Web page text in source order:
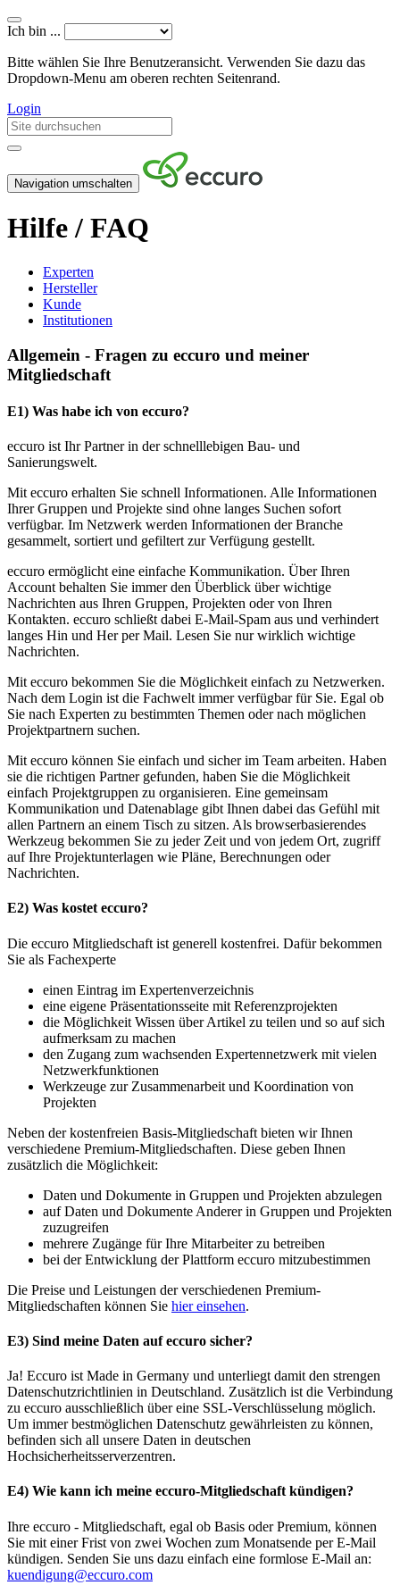
Ich bin ...
Bitte wählen Sie Ihre Benutzeransicht. Verwenden Sie dazu das
Dropdown-Menu am oberen rechten Seitenrand.
Login
Navigation umschalten
Hilfe / FAQ
Experten
Hersteller
Kunde
Institutionen
Allgemein - Fragen zu eccuro und meiner
Mitgliedschaft
E1) Was habe ich von eccuro?
eccuro ist Ihr Partner in der schnelllebigen Bau- und
Sanierungswelt.
Mit eccuro erhalten Sie schnell Informationen. Alle Informationen
Ihrer Gruppen und Projekte sind ohne langes Suchen sofort
verfügbar. Im Netzwerk werden Informationen der Branche
gesammelt, sortiert und gefiltert zur Verfügung gestellt.
eccuro ermöglicht eine einfache Kommunikation. Über Ihren
Account behalten Sie immer den Überblick über wichtige
Nachrichten aus Ihren Gruppen, Projekten oder von Ihren
Kontakten. eccuro schließt dabei E-Mail-Spam aus und verhindert
langes Hin und Her per Mail. Lesen Sie nur wirklich wichtige
Nachrichten.
Mit eccuro bekommen Sie die Möglichkeit einfach zu Netzwerken.
Nach dem Login ist die Fachwelt immer verfügbar für Sie. Egal ob
Sie nach Experten zu bestimmten Themen oder nach möglichen
Projektpartnern suchen.
Mit eccuro können Sie einfach und sicher im Team arbeiten. Haben
sie die richtigen Partner gefunden, haben Sie die Möglichkeit
einfach Projektgruppen zu organisieren. Eine gemeinsam
Kommunikation und Datenablage gibt Ihnen dabei das Gefühl mit
allen Partnern an einem Tisch zu sitzen. Als browserbasierendes
Werkzeug bekommen Sie zu jeder Zeit und von jedem Ort, zugriff
auf Ihre Projektunterlagen wie Pläne, Berechnungen oder
Nachrichten.
E2) Was kostet eccuro?
Die eccuro Mitgliedschaft ist generell kostenfrei. Dafür bekommen
Sie als Fachexperte
einen Eintrag im Expertenverzeichnis
eine eigene Präsentationsseite mit Referenzprojekten
die Möglichkeit Wissen über Artikel zu teilen und so auf sich
aufmerksam zu machen
den Zugang zum wachsenden Expertennetzwerk mit vielen
Netzwerkfunktionen
Werkzeuge zur Zusammenarbeit und Koordination von
Projekten
Neben der kostenfreien Basis-Mitgliedschaft bieten wir Ihnen
verschiedene Premium-Mitgliedschaften. Diese geben Ihnen
zusätzlich die Möglichkeit:
Daten und Dokumente in Gruppen und Projekten abzulegen
auf Daten und Dokumente Anderer in Gruppen und Projekten
zuzugreifen
mehrere Zugänge für Ihre Mitarbeiter zu betreiben
bei der Entwicklung der Plattform eccuro mitzubestimmen
Die Preise und Leistungen der verschiedenen Premium-
Mitgliedschaften können Sie hier einsehen.
E3) Sind meine Daten auf eccuro sicher?
Ja! Eccuro ist Made in Germany und unterliegt damit den strengen
Datenschutzrichtlinien in Deutschland. Zusätzlich ist die Verbindung
zu eccuro ausschließlich über eine SSL-Verschlüsselung möglich.
Um immer bestmöglichen Datenschutz gewährleisten zu können,
befinden sich all unsere Daten in deutschen
Hochsicherheitsserverzentren.
E4) Wie kann ich meine eccuro-Mitgliedschaft kündigen?
Ihre eccuro - Mitgliedschaft, egal ob Basis oder Premium, können
Sie mit einer Frist von zwei Wochen zum Monatsende per E-Mail
kündigen. Senden Sie uns dazu einfach eine formlose E-Mail an:
kuendigung@eccuro.com